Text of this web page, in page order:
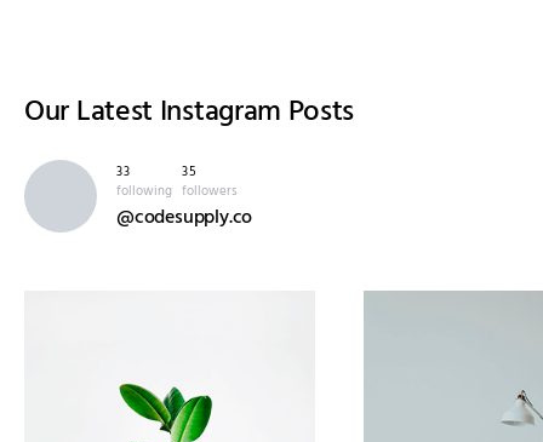
Our Latest Instagram Posts
33
following
35
followers
@codesupply.co